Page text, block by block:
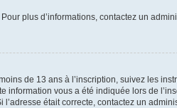
plus d’informations, contactez un
de 13 ans à l’inscription, suivez les
vous a été indiquée lors de
était correcte, contactez un